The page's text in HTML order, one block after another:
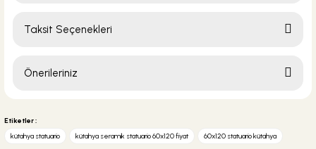
Taksit Seçenekleri
Önerileriniz
yetersiz gördüğünüz noktaları öneri formunu kullanarak tarafımıza
Görüş ve önerileriniz için teşekkür ederiz.
Etiketler :
kütahya statuario
kütahya seramik statuario 60x120 fiyat 60x120 statuario kütahya